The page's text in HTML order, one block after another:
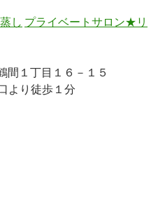
し プライベートサロン★リ
１丁目１６－１５
より徒歩１分